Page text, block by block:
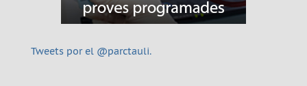
Tweets por el @parctauli.